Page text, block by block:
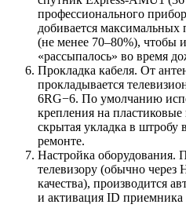
профессионального
добивается максимальных
(не менее 70–80%), чтобы
«рассыпалось» во время
Прокладка кабеля. От
прокладывается
6RG−6. По умолчанию
крепления на
скрытая укладка в
ремонте.
Настройка оборудования.
телевизору (обычно через
качества), производится
и активация ID приемника